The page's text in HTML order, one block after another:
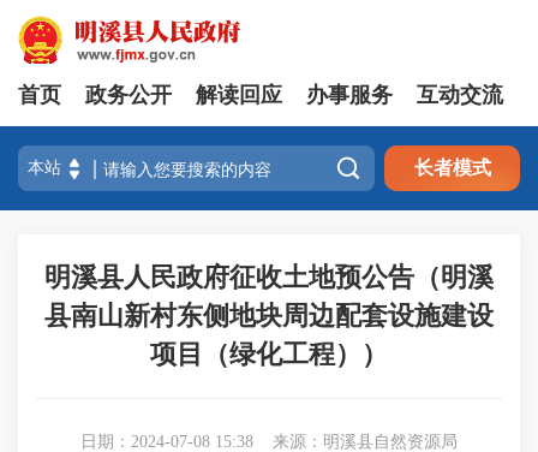
首页 政务公开 解读回应 办事服务 互动交流
 长者模式
明溪县人民政府征收土地预公告（明溪
县南山新村东侧地块周边配套设施建设
项目（绿化工程））
日期：2024-07-08 15:38 来源：明溪县自然资源局